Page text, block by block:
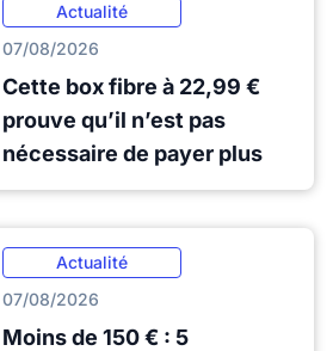
Actualité
07/08/2026
Cette box fibre à 22,99 €
prouve qu’il n’est pas
nécessaire de payer plus
Actualité
07/08/2026
Moins de 150 € : 5